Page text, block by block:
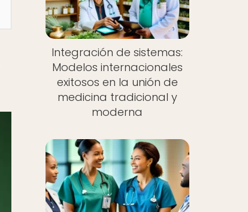
Integración de sistemas:
Modelos internacionales
exitosos en la unión de
medicina tradicional y
moderna